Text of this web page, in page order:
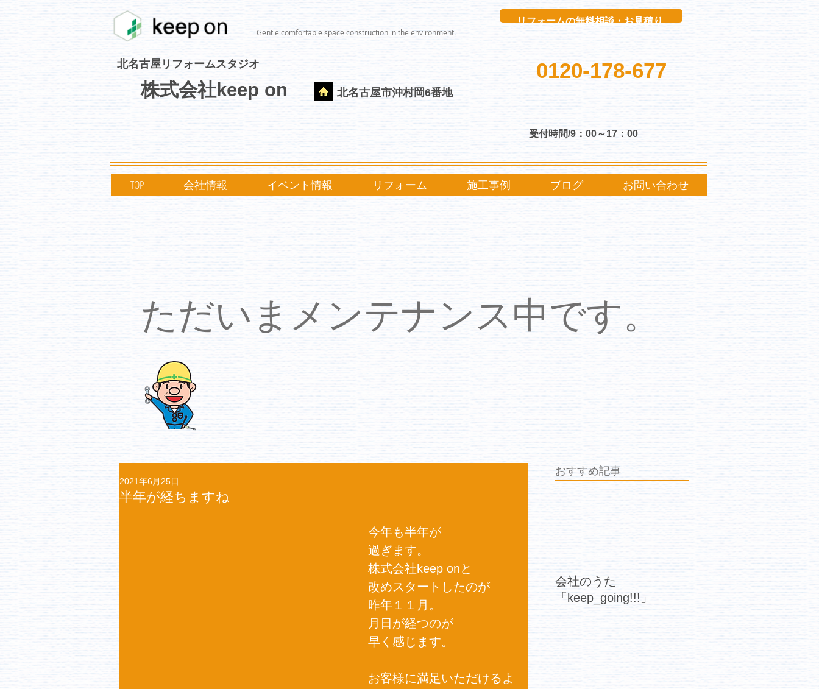
Gentle comfortable space construction in the environment.
北名古屋リフォームスタジオ
株式会社keep on 北名古屋市沖村岡6番地
ボタン
リフォームの無料相談・お見積り
0120-178-677
受付時間/9：00～17：00
TOP 会社情報 イベント情報 リフォーム 施工事例 ブログ お問い合わせ
​ただいまメンテナンス中です。
半年が経ちますね
2021年6月25日
今年も半年が
過ぎます。
株式会社keep onと
改めスタートしたのが
昨年１１月。
月日が経つのが
早く感じます。
お客様に満足いただけるよ
おすすめ記事
会社のうた
「keep_going!!!」